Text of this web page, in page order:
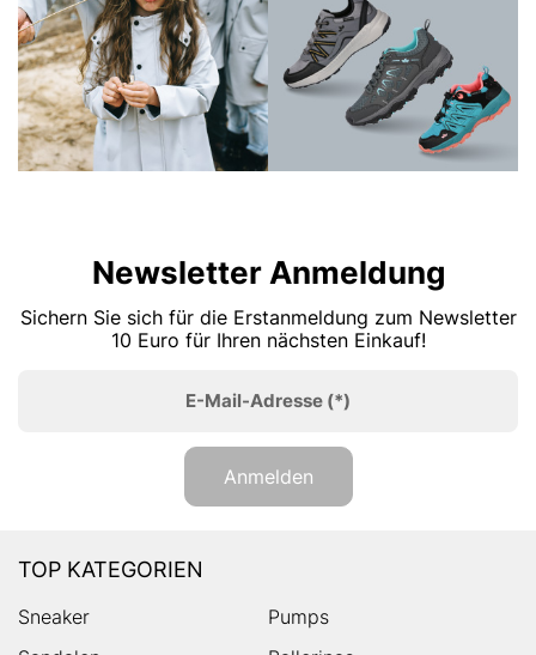
Newsletter Anmeldung
Sichern Sie sich für die Erstanmeldung zum Newsletter
10 Euro für Ihren nächsten Einkauf!
E-Mail-Adresse (*)
Anmelden
TOP KATEGORIEN
Sneaker
Pumps